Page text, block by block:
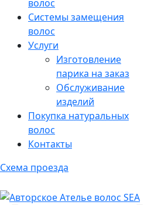
волос
Системы замещения
волос
Услуги
Изготовление
парика на заказ
Обслуживание
изделий
Покупка натуральных
волос
Контакты
Схема проезда